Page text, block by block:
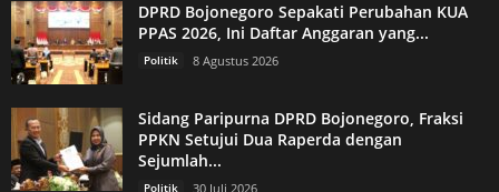
DPRD Bojonegoro Sepakati Perubahan KUA
PPAS 2026, Ini Daftar Anggaran yang...
Politik 8 Agustus 2026
Sidang Paripurna DPRD Bojonegoro, Fraksi
PPKN Setujui Dua Raperda dengan
Sejumlah...
Politik 30 Juli 2026